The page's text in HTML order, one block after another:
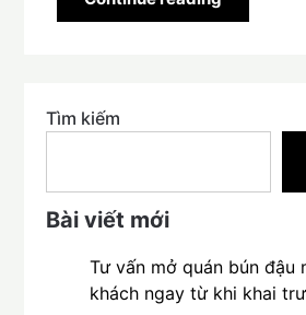
Tìm kiếm
Bài viết mới
Tư vấn mở quán bún đậu
khách ngay từ khi khai